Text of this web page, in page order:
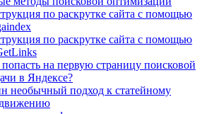
по раскрутке сайта с помощью
по раскрутке сайта с помощью
на первую страницу поисковой
в Яндексе?
необычный подход к статейному